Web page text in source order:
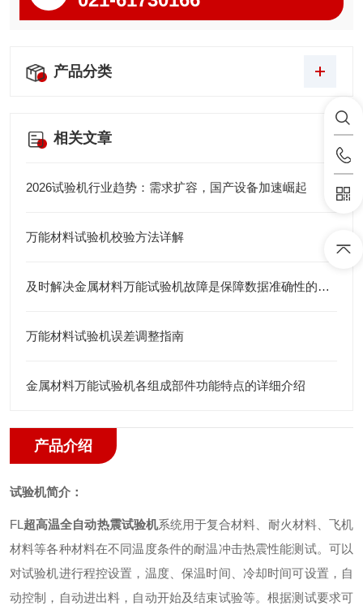
产品分类
相关文章
2026试验机行业趋势：需求扩容，国产设备加速崛起
万能材料试验机校验方法详解
及时解决金属材料万能试验机故障是保障数据准确性的关键
万能材料试验机误差调整指南
金属材料万能试验机各组成部件功能特点的详细介绍
产品介绍
试验机简介：
FL 超高温全自动热震试验机系统用于复合材料、耐火材料、飞机
材料等各种材料在不同温度条件的耐温冲击热震性能测试。可以
对试验机进行程控设置，温度、保温时间、冷却时间可设置，自
动控制，自动进出料，自动开始及结束试验等。根据测试要求可